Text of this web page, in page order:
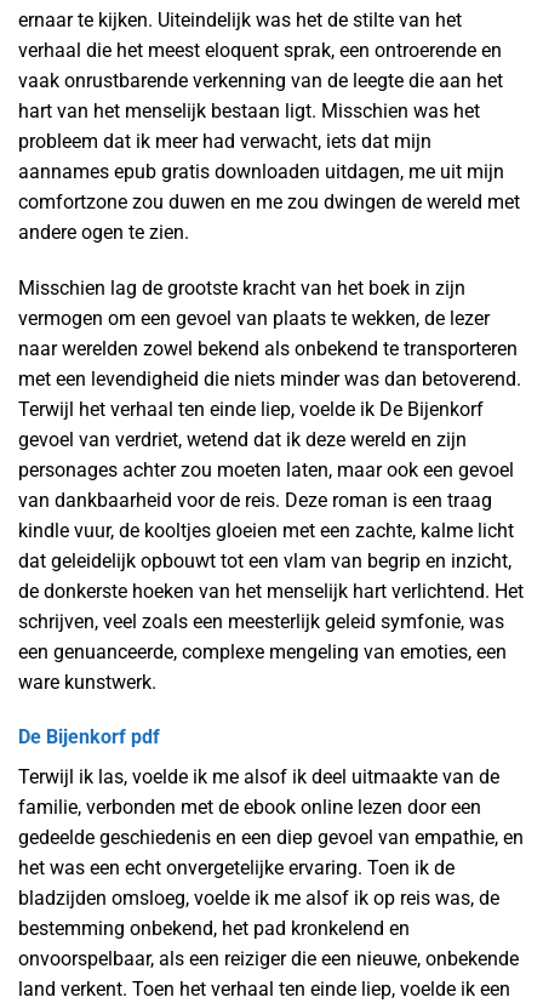
ernaar te kijken. Uiteindelijk was het de stilte van het
verhaal die het meest eloquent sprak, een ontroerende en
vaak onrustbarende verkenning van de leegte die aan het
hart van het menselijk bestaan ligt. Misschien was het
probleem dat ik meer had verwacht, iets dat mijn
aannames epub gratis downloaden uitdagen, me uit mijn
comfortzone zou duwen en me zou dwingen de wereld met
andere ogen te zien.
Misschien lag de grootste kracht van het boek in zijn
vermogen om een gevoel van plaats te wekken, de lezer
naar werelden zowel bekend als onbekend te transporteren
met een levendigheid die niets minder was dan betoverend.
Terwijl het verhaal ten einde liep, voelde ik De Bijenkorf
gevoel van verdriet, wetend dat ik deze wereld en zijn
personages achter zou moeten laten, maar ook een gevoel
van dankbaarheid voor de reis. Deze roman is een traag
kindle vuur, de kooltjes gloeien met een zachte, kalme licht
dat geleidelijk opbouwt tot een vlam van begrip en inzicht,
de donkerste hoeken van het menselijk hart verlichtend. Het
schrijven, veel zoals een meesterlijk geleid symfonie, was
een genuanceerde, complexe mengeling van emoties, een
ware kunstwerk.
De Bijenkorf pdf
Terwijl ik las, voelde ik me alsof ik deel uitmaakte van de
familie, verbonden met de ebook online lezen door een
gedeelde geschiedenis en een diep gevoel van empathie, en
het was een echt onvergetelijke ervaring. Toen ik de
bladzijden omsloeg, voelde ik me alsof ik op reis was, de
bestemming onbekend, het pad kronkelend en
onvoorspelbaar, als een reiziger die een nieuwe, onbekende
land verkent. Toen het verhaal ten einde liep, voelde ik een